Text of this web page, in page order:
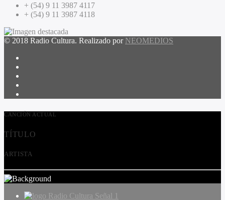
+ (54) 9 11 3987 4117
+ (54) 9 11 3987 4118
© 2018 Radio Cultura. Realizado por NEOMEDIOS
CANCIÓN ACTUAL
TÍTULO
ARTISTA
Radio Cultura Señal 1